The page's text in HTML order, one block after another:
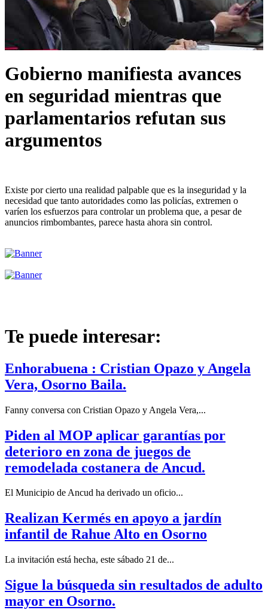
Gobierno manifiesta avances
en seguridad mientras que
parlamentarios refutan sus
argumentos
Existe por cierto una realidad palpable que es la inseguridad y la
necesidad que tanto autoridades como las policías, extremen o
varíen los esfuerzos para controlar un problema que, a pesar de
anuncios rimbombantes, parece hasta ahora sin control.
Te puede interesar:
Enhorabuena : Cristian Opazo y Angela
Vera, Osorno Baila.
Fanny conversa con Cristian Opazo y Angela Vera,...
Piden al MOP aplicar garantías por
deterioro en zona de juegos de
remodelada costanera de Ancud.
El Municipio de Ancud ha derivado un oficio...
Realizan Kermés en apoyo a jardín
infantil de Rahue Alto en Osorno
La invitación está hecha, este sábado 21 de...
Sigue la búsqueda sin resultados de adulto
mayor en Osorno.